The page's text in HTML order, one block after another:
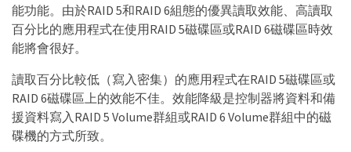
能功能。由於RAID 5和RAID 6組態的優異讀取效能、高讀取
百分比的應用程式在使用RAID 5磁碟區或RAID 6磁碟區時效
能將會很好。
讀取百分比較低（寫入密集）的應用程式在RAID 5磁碟區或
RAID 6磁碟區上的效能不佳。效能降級是控制器將資料和備
援資料寫入RAID 5 Volume群組或RAID 6 Volume群組中的磁
碟機的方式所致。